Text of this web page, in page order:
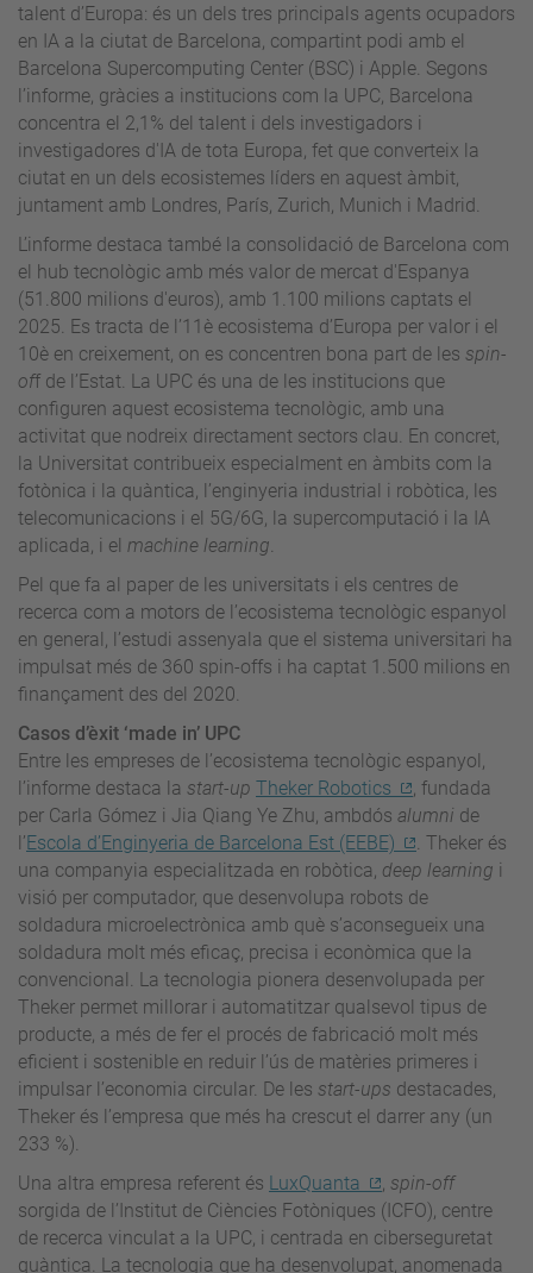
talent d’Europa: és un dels tres principals agents ocupadors
en IA a la ciutat de Barcelona, compartint podi amb el
Barcelona Supercomputing Center (BSC) i Apple. Segons
l’informe, gràcies a institucions com la UPC, Barcelona
concentra el 2,1% del talent i dels investigadors i
investigadores d'IA de tota Europa, fet que converteix la
ciutat en un dels ecosistemes líders en aquest àmbit,
juntament amb Londres, París, Zurich, Munich i Madrid.
L’informe destaca també la consolidació de Barcelona com
el hub tecnològic amb més valor de mercat d'Espanya
(51.800 milions d'euros), amb 1.100 milions captats el
2025. Es tracta de l’11è ecosistema d’Europa per valor i el
10è en creixement, on es concentren bona part de les spin-
off de l’Estat. La UPC és una de les institucions que
configuren aquest ecosistema tecnològic, amb una
activitat que nodreix directament sectors clau. En concret,
la Universitat contribueix especialment en àmbits com la
fotònica i la quàntica, l’enginyeria industrial i robòtica, les
telecomunicacions i el 5G/6G, la supercomputació i la IA
aplicada, i el machine learning.
Pel que fa al paper de les universitats i els centres de
recerca com a motors de l’ecosistema tecnològic espanyol
en general, l’estudi assenyala que el sistema universitari ha
impulsat més de 360 spin-offs i ha captat 1.500 milions en
finançament des del 2020.
Casos d’èxit ‘made in’ UPC
Entre les empreses de l’ecosistema tecnològic espanyol,
l’informe destaca la start-up Theker Robotics
, fundada
per Carla Gómez i Jia Qiang Ye Zhu, ambdós alumni de
l’Escola d’Enginyeria de Barcelona Est (EEBE)
. Theker és
una companyia especialitzada en robòtica, deep learning i
visió per computador, que desenvolupa robots de
soldadura microelectrònica amb què s’aconsegueix una
soldadura molt més eficaç, precisa i econòmica que la
convencional. La tecnologia pionera desenvolupada per
Theker permet millorar i automatitzar qualsevol tipus de
producte, a més de fer el procés de fabricació molt més
eficient i sostenible en reduir l’ús de matèries primeres i
impulsar l’economia circular. De les start-ups destacades,
Theker és l’empresa que més ha crescut el darrer any (un
233 %).
Una altra empresa referent és LuxQuanta , spin-off
sorgida de l’Institut de Ciències Fotòniques (ICFO), centre
de recerca vinculat a la UPC, i centrada en ciberseguretat
quàntica. La tecnologia que ha desenvolupat, anomenada